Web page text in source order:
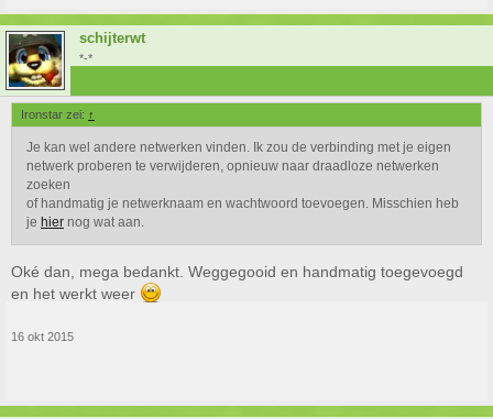
schijterwt
*-*
Ironstar zei: ↑
Je kan wel andere netwerken vinden. Ik zou de verbinding met je eigen
netwerk proberen te verwijderen, opnieuw naar draadloze netwerken
zoeken
of handmatig je netwerknaam en wachtwoord toevoegen. Misschien heb
je hier nog wat aan.
Oké dan, mega bedankt. Weggegooid en handmatig toegevoegd
en het werkt weer
16 okt 2015